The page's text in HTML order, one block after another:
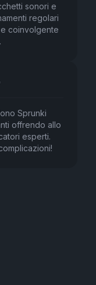
sonori e
regolari
coinvolgente
Sprunki
offrendo allo
esperti.